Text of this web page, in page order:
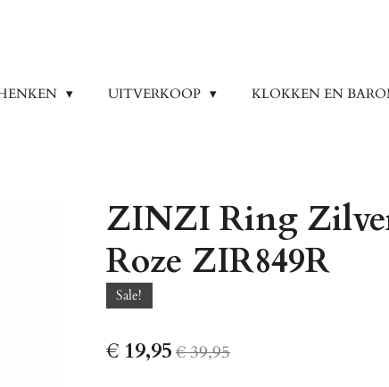
UITVERKOOP KLOKKEN EN
ZINZI Ring
Roze ZIR849R
Sale!
€ 19,95€ 39,95